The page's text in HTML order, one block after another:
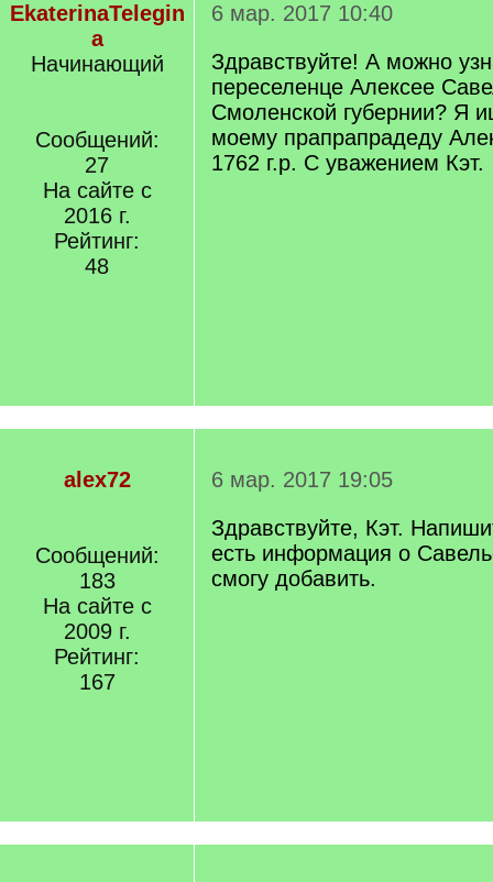
EkaterinaTelegin
a
Начинающий
Сообщений:
27
На сайте с
2016 г.
Рейтинг:
48
6 мар. 2017 10:40
Здравствуйте! А можно
переселенце Алексее
Смоленской губернии? Я
моему прапрапрадеду
1762 г.р. С уважением Кэт.
alex72
Сообщений:
183
На сайте с
2009 г.
Рейтинг:
167
6 мар. 2017 19:05
Здравствуйте, Кэт.
есть информация о
смогу добавить.